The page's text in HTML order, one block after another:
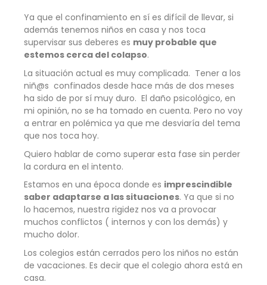
Ya que el confinamiento en sí es difícil de llevar, si
además tenemos niños en casa y nos toca
supervisar sus deberes es muy probable que
estemos cerca del colapso.
La situación actual es muy complicada. Tener a los
niñ@s confinados desde hace más de dos meses
ha sido de por sí muy duro. El daño psicológico, en
mi opinión, no se ha tomado en cuenta. Pero no voy
a entrar en polémica ya que me desviaría del tema
que nos toca hoy.
Quiero hablar de como superar esta fase sin perder
la cordura en el intento.
Estamos en una época donde es imprescindible
saber adaptarse a las situaciones. Ya que si no
lo hacemos, nuestra rigidez nos va a provocar
muchos conflictos ( internos y con los demás) y
mucho dolor.
Los colegios están cerrados pero los niños no están
de vacaciones. Es decir que el colegio ahora está en
casa.